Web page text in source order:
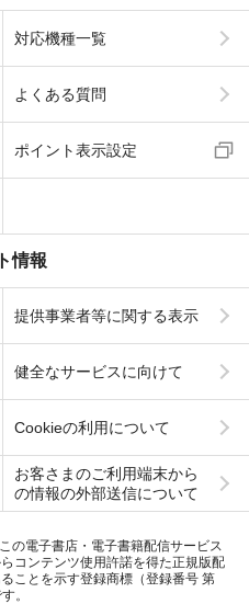
対応機種一覧
よくある質問
ポイント表示設定
情報
提供事業者等に関する表示
健全なサービスに向けて
Cookieの利用について
お客さまのご利用端末から
の情報の外部送信について
の電子書店・電子書籍配信サービス
コンテンツ使用許諾を得た正規版配
ことを示す登録商標（登録番号 第
。